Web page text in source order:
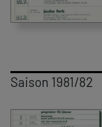
Saison 1981/82